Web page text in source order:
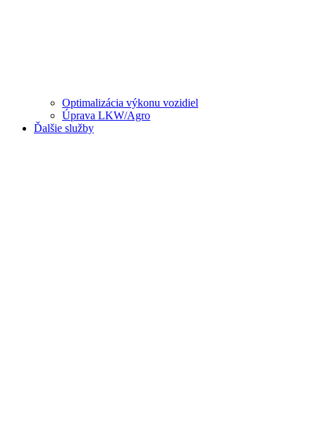
Optimalizácia výkonu vozidiel
Úprava LKW/Agro
Ďalšie služby